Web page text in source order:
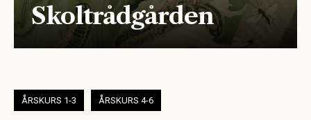
Skoltrådgården
ÅRSKURS 1-3 ÅRSKURS 4-6